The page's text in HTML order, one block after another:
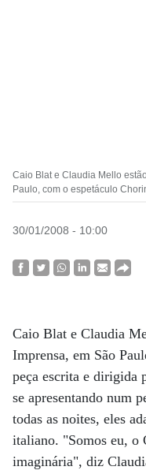
Caio Blat e Claudia Mello
Paulo, com o espetáculo
30/01/2008 - 10:00
Caio Blat e Claudia
Imprensa, em São
peça escrita e dirigida
se apresentando num
todas as noites, eles
italiano. "Somos eu, o
imaginária", diz